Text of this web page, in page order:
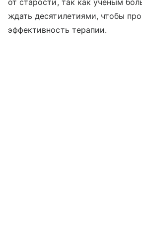
от старости, так как ученым
ждать десятилетиями, чтобы
эффективность терапии.